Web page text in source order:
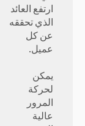
ارتفع العائد
الذي تحققه
عن كل
عميل.
يمكن
لحركة
المرور
عالية